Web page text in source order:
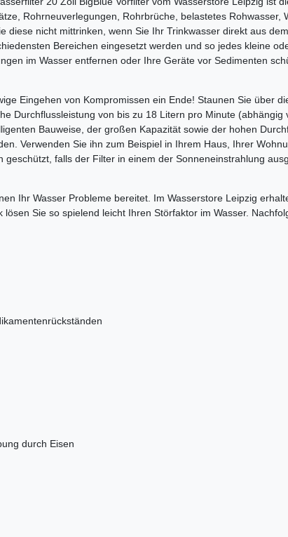
Rohrneuverlegungen, Rohrbrüche, belastetes Rohwasser,
nicht mittrinken, wenn Sie Ihr Trinkwasser direkt aus
Bereichen eingesetzt werden und so jedes kleine
im Wasser entfernen oder Ihre Geräte vor Sedimenten
Eingehen von Kompromissen ein Ende! Staunen Sie über
Durchflussleistung von bis zu 18 Litern pro Minute (abhängig
Bauweise, der großen Kapazität sowie der hohen
Verwenden Sie ihn zum Beispiel in Ihrem Haus, Ihrer
falls der Filter in einem der Sonneneinstrahlung
Ihr Wasser Probleme bereitet. Im Wasserstore Leipzig
Sie so spielend leicht Ihren Störfaktor im Wasser.
durch Eisen